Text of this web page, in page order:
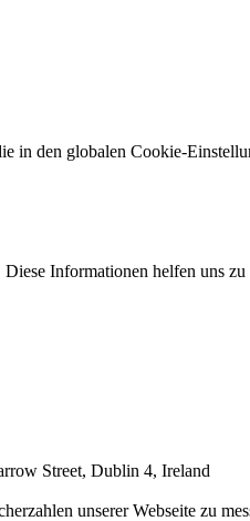
in den globalen Cookie-
Informationen helfen uns
Street, Dublin 4, Ireland
unserer Webseite zu